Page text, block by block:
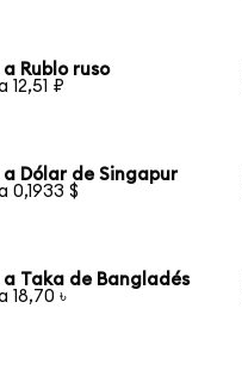
Rublo ruso
12,51 ₽
Dólar de Singapur
0,1933 $
Taka de Bangladés
18,70 ৳